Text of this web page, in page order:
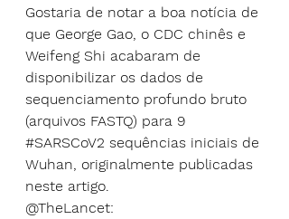
Gostaria de notar a boa notícia de
que George Gao, o CDC chinês e
Weifeng Shi acabaram de
disponibilizar os dados de
sequenciamento profundo bruto
(arquivos FASTQ) para 9
#SARSCoV2 sequências iniciais de
Wuhan, originalmente publicadas
neste artigo.
@TheLancet: